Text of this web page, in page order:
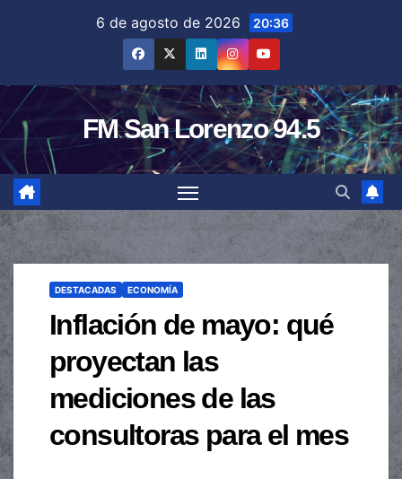
6 de agosto de 2026 20:36
FM San Lorenzo 94.5
DESTACADAS ECONOMÍA
Inflación de mayo: qué
proyectan las
mediciones de las
consultoras para el mes